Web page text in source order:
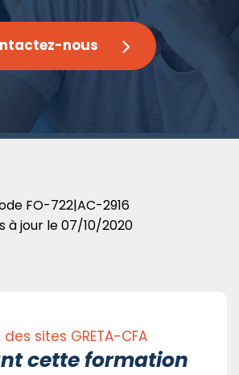
nous
FO-722|AC-2916
à jour le07/10/2020
des sites GRETA-CFA
cette formation